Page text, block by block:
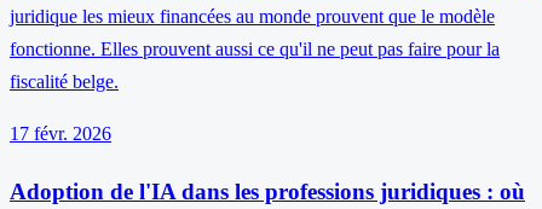
juridique les mieux financées au monde prouvent que le modèle
fonctionne. Elles prouvent aussi ce qu'il ne peut pas faire pour la
fiscalité belge.
17 févr. 2026
Adoption de l'IA dans les professions juridiques : où